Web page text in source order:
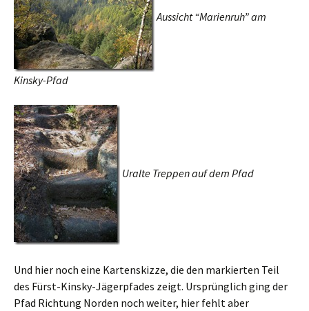
Aussicht “Marienruh” am
Kinsky-Pfad
Uralte Treppen auf dem Pfad
Und hier noch eine Kartenskizze, die den markierten Teil
des Fürst-Kinsky-Jägerpfades zeigt. Ursprünglich ging der
Pfad Richtung Norden noch weiter, hier fehlt aber